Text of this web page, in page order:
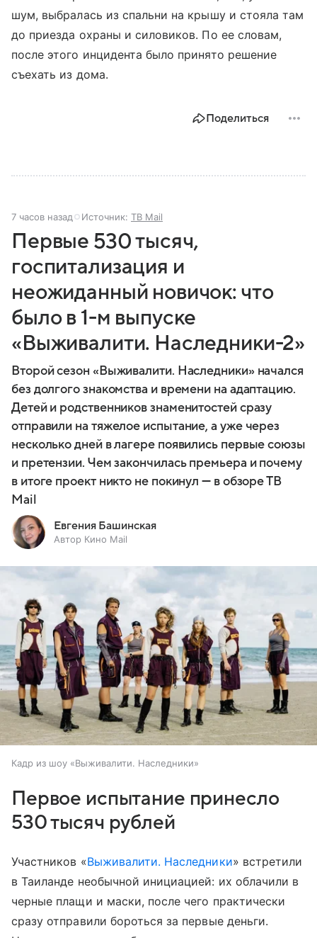
шум, выбралась из спальни на крышу и стояла там
до приезда охраны и силовиков. По ее словам,
после этого инцидента было принято решение
съехать из дома.
Поделиться
7 часов назад Источник: ТВ Mail
Первые 530 тысяч,
госпитализация и
неожиданный новичок: что
было в 1-м выпуске
«Выживалити. Наследники-2»
Второй сезон «Выживалити. Наследники» начался
без долгого знакомства и времени на адаптацию.
Детей и родственников знаменитостей сразу
отправили на тяжелое испытание, а уже через
несколько дней в лагере появились первые союзы
и претензии. Чем закончилась премьера и почему
в итоге проект никто не покинул — в обзоре ТВ
Mail
Евгения Башинская
Автор Кино Mail
Кадр из шоу «Выживалити. Наследники»
Первое испытание принесло
530 тысяч рублей
Участников «Выживалити. Наследники» встретили
в Таиланде необычной инициацией: их облачили в
черные плащи и маски, после чего практически
сразу отправили бороться за первые деньги.